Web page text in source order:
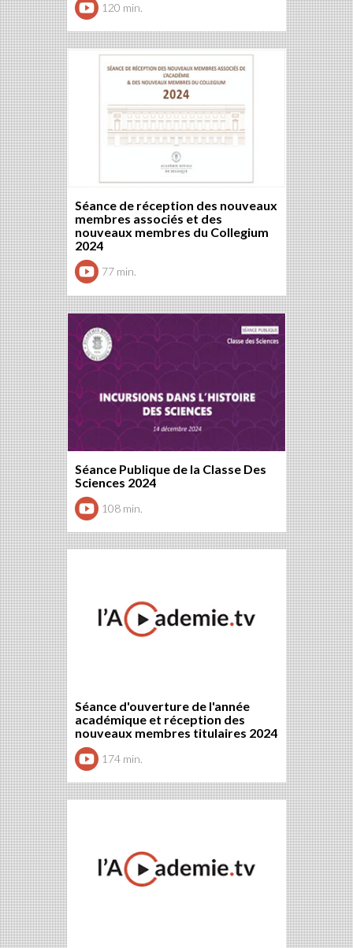
120 min.
Séance de réception des nouveaux
membres associés et des
nouveaux membres du Collegium
2024
77 min.
Séance Publique de la Classe Des
Sciences 2024
108 min.
Séance d'ouverture de l'année
académique et réception des
nouveaux membres titulaires 2024
174 min.